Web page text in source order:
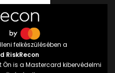
felkészülésében a
RiskRecon
is a Mastercard kibervédelmi